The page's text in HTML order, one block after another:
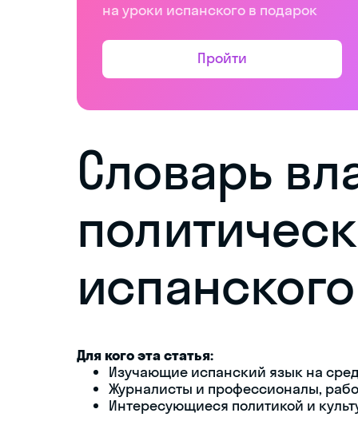
на уроки испанского в подарок
Пройти
Словарь
Для кого эта статья:
Изучающие испанский язык на
Журналисты и профессионалы,
Интересующиеся политикой и